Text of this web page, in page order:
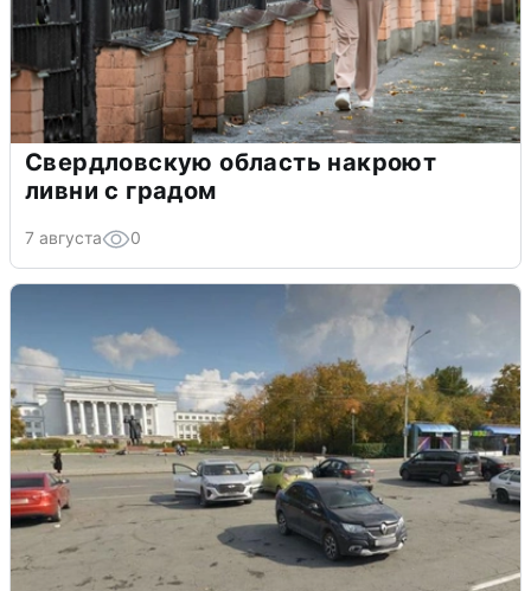
Свердловскую область накроют
ливни с градом
7 августа 0